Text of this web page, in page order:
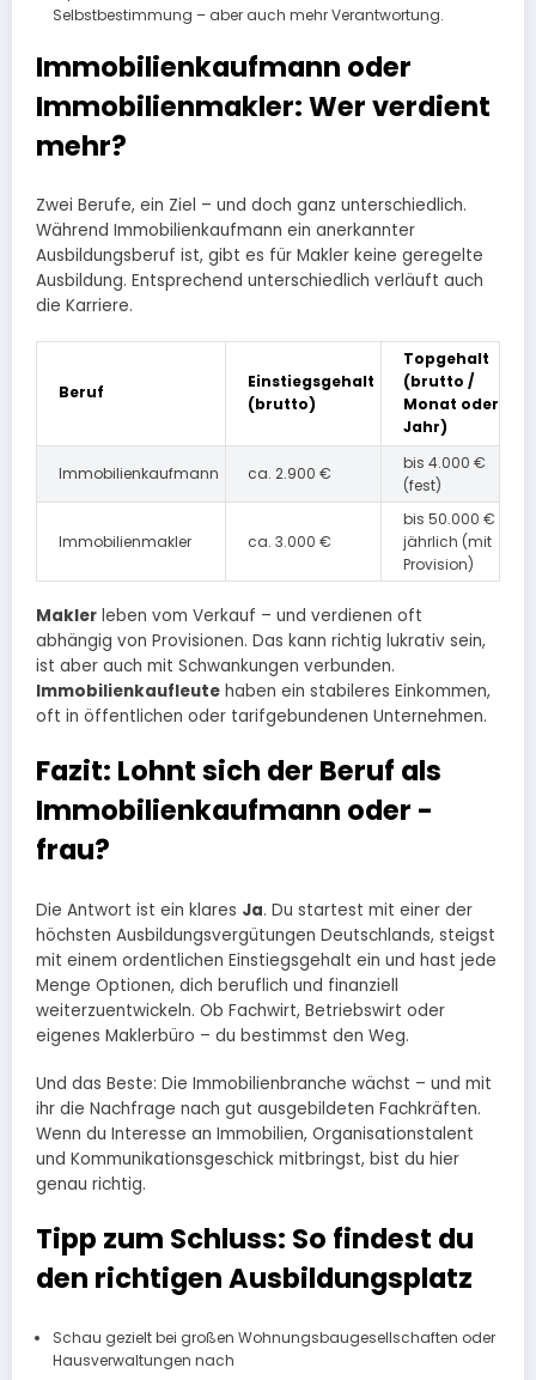
Selbstbestimmung – aber auch mehr Verantwortung.
Immobilienkaufmann oder
Immobilienmakler: Wer verdient
mehr?
Zwei Berufe, ein Ziel – und doch ganz unterschiedlich.
Während Immobilienkaufmann ein anerkannter
Ausbildungsberuf ist, gibt es für Makler keine geregelte
Ausbildung. Entsprechend unterschiedlich verläuft auch
die Karriere.
Beruf
Einstiegsgehalt
(brutto)
Topgehalt
(brutto /
Monat oder
Jahr)
Immobilienkaufmann ca. 2.900 €
bis 4.000 €
(fest)
Immobilienmakler ca. 3.000 €
bis 50.000 €
jährlich (mit
Provision)
Makler leben vom Verkauf – und verdienen oft
abhängig von Provisionen. Das kann richtig lukrativ sein,
ist aber auch mit Schwankungen verbunden.
Immobilienkaufleute haben ein stabileres Einkommen,
oft in öffentlichen oder tarifgebundenen Unternehmen.
Fazit: Lohnt sich der Beruf als
Immobilienkaufmann oder -
frau?
Die Antwort ist ein klares Ja. Du startest mit einer der
höchsten Ausbildungsvergütungen Deutschlands, steigst
mit einem ordentlichen Einstiegsgehalt ein und hast jede
Menge Optionen, dich beruflich und finanziell
weiterzuentwickeln. Ob Fachwirt, Betriebswirt oder
eigenes Maklerbüro – du bestimmst den Weg.
Und das Beste: Die Immobilienbranche wächst – und mit
ihr die Nachfrage nach gut ausgebildeten Fachkräften.
Wenn du Interesse an Immobilien, Organisationstalent
und Kommunikationsgeschick mitbringst, bist du hier
genau richtig.
Tipp zum Schluss: So findest du
den richtigen Ausbildungsplatz
Schau gezielt bei großen Wohnungsbaugesellschaften oder
Hausverwaltungen nach